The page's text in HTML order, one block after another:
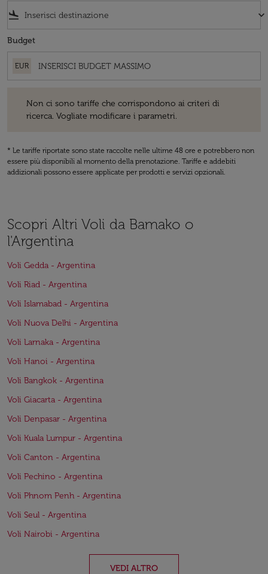
flight_land keyboard_arrow_down
Budget
EUR
Non ci sono tariffe che corrispondono ai criteri di
ricerca. Vogliate modificare i parametri.
* Le tariffe riportate sono state raccolte nelle ultime 48 ore e potrebbero non
essere più disponibili al momento della prenotazione. Tariffe e addebiti
addizionali possono essere applicate per prodotti e servizi opzionali.
Scopri Altri Voli da Bamako o
l'Argentina
Voli Gedda - Argentina
Voli Riad - Argentina
Voli Islamabad - Argentina
Voli Nuova Delhi - Argentina
Voli Larnaka - Argentina
Voli Hanoi - Argentina
Voli Bangkok - Argentina
Voli Giacarta - Argentina
Voli Denpasar - Argentina
Voli Kuala Lumpur - Argentina
Voli Canton - Argentina
Voli Pechino - Argentina
Voli Phnom Penh - Argentina
Voli Seul - Argentina
Voli Nairobi - Argentina
VEDI ALTRO